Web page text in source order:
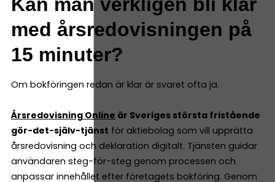
Kan man verkligen bli klar
med årsredovisningen på
15 minuter?
Om bokföringen redan är klar är svaret ofta ja.
Årsredovisning Online är Sveriges största fristående
gör-det-själv-tjänst för aktiebolag som vill upprätta
årsredovisning och deklaration digitalt. Tjänsten guidar
användaren steg-för-steg genom processen och
anpassar innehållet efter företagets bokföring. Genom